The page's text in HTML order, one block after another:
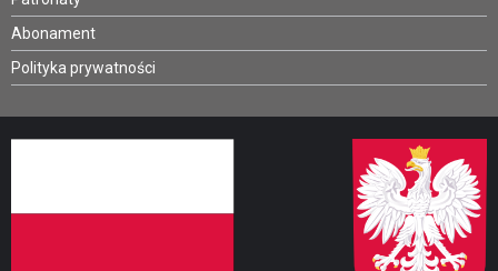
Abonament
Polityka prywatności